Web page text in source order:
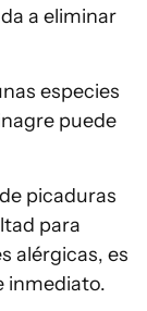
a eliminar
especies
puede
picaduras
para
alérgicas, es
inmediato.